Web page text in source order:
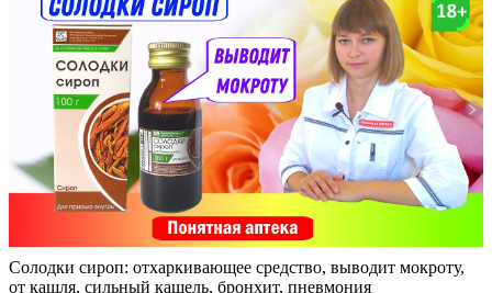
Солодки сироп: отхаркивающее средство, выводит мокроту,
от кашля, сильный кашель, бронхит, пневмония